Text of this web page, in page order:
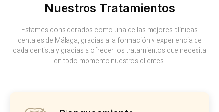
Nuestros Tratamientos
Estamos considerados como una de las mejores clínicas
dentales de Málaga, gracias a la formación y experiencia de
cada dentista y gracias a ofrecer los tratamientos que necesita
en todo momento nuestros clientes.